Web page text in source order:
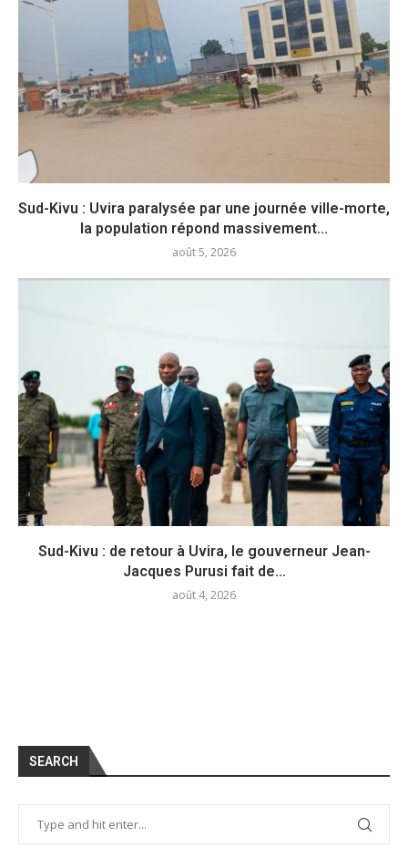
Sud-Kivu : Uvira paralysée par une journée ville-morte,
la population répond massivement...
août 5, 2026
Sud-Kivu : de retour à Uvira, le gouverneur Jean-
Jacques Purusi fait de...
août 4, 2026
SEARCH